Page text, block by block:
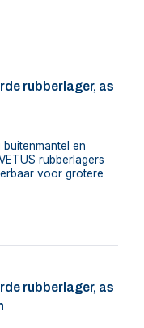
rubberlager, as
buitenmantel en
rubberlagers
voor grotere
rubberlager, as